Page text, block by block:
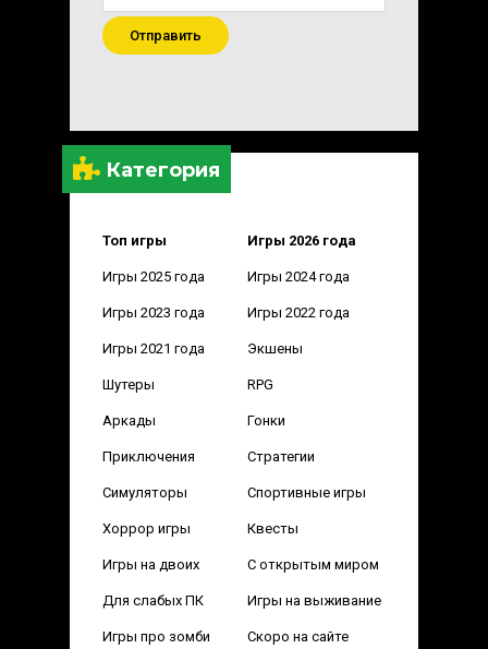
Категория
Топ игры Игры 2026 года
Игры 2025 года Игры 2024 года
Игры 2023 года Игры 2022 года
Игры 2021 года Экшены
Шутеры RPG
Аркады Гонки
Приключения Стратегии
Симуляторы Спортивные игры
Хоррор игры Квесты
Игры на двоих С открытым миром
Для слабых ПК Игры на выживание
Игры про зомби Скоро на сайте
Отправить